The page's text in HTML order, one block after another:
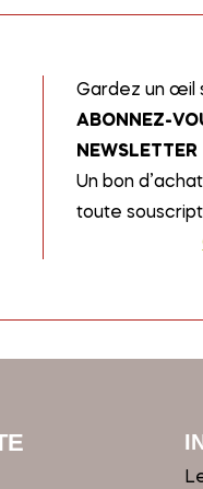
Gardez un œil
ABONNEZ-
NEWSLETTER
Un bon
toute